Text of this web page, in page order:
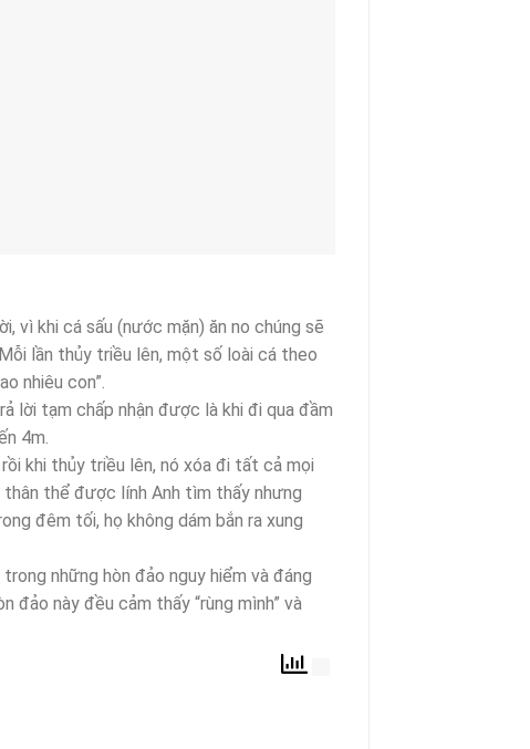
vì khi cá sấu (nước mặn) ăn no chúng sẽ
lần thủy triều lên, một số loài cá theo
nhiêu con”.
lời tạm chấp nhận được là khi đi qua đầm
4m.
khi thủy triều lên, nó xóa đi tất cả mọi
thể được lính Anh tìm thấy nhưng
đêm tối, họ không dám bắn ra xung
những hòn đảo nguy hiểm và đáng
đảo này đều cảm thấy “rùng mình” và